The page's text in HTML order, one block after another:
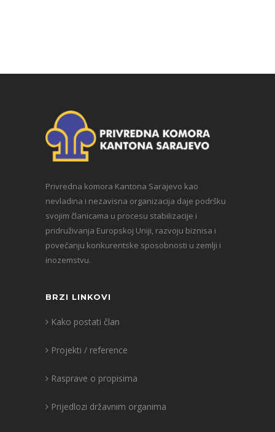
Privredna komora Kantona Sarajevo kao
nevladina i nezavisna organizacija daje podršku
svojim članicama u procesu stabilizacije i
pridruživanja Europskoj Uniji, razvoju biznisa i
povećanju konkurentske sposobnosti u zemlji i
inozemstvu.
BRZI LINKOVI
Kako postati član
Projekti / reference
Rasprave o propisima
Prijedlozi državnim organima